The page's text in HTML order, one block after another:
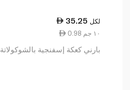
35.25 لكل
0.98 ١٠ جم
بارني كعكة إسفنجية بالشوكولاتة 30 غرام